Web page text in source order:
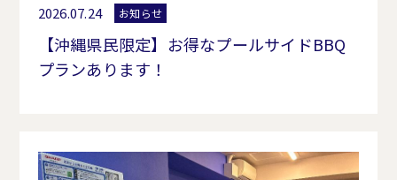
2026.07.24 お知らせ
【沖縄県民限定】お得なプールサイドBBQ
プランあります！